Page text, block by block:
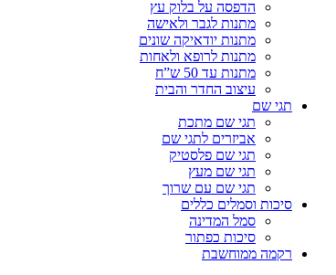
הדפסה על בלוק עץ
מתנות לגבר ולאישה
מתנות יודאיקה שונים
מתנות לרופא ולאחות
מתנות עד 50 ש”ח
עיצוב החדר והבית
תגי שם
תגי שם מתכת
אביזרים לתגי שם
תגי שם פלסטיק
תגי שם מעץ
תגי שם עם שרוך
סיכות וסמלים כללים
סמל המדינה
סיכות כפתור
רקמה ממוחשבת